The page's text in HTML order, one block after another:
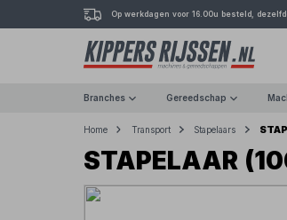
Op werkdagen voor 16.00u besteld,
Branches Gereedschap
Home Transport Stapelaars
STAPELAAR